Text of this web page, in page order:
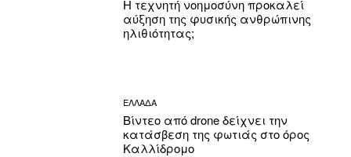
Η τεχνητή νοημοσύνη προκαλεί
αύξηση της φυσικής ανθρώπινης
ηλιθιότητας;
ΕΛΛΑΔΑ
Βίντεο από drone δείχνει την
κατάσβεση της φωτιάς στο όρος
Καλλίδρομο